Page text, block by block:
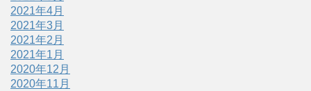
2021年4月
2021年3月
2021年2月
2021年1月
2020年12月
2020年11月